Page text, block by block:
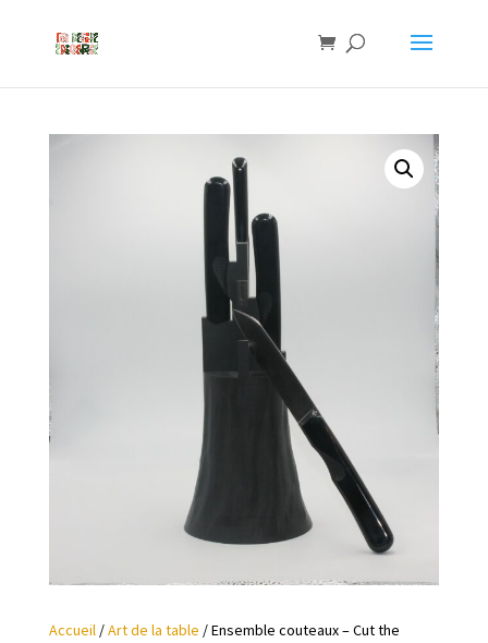
Accueil/Art de la table / Ensemble couteaux – Cut the